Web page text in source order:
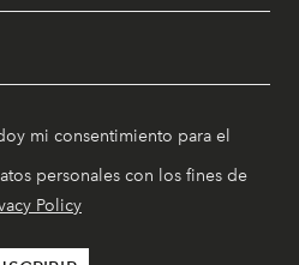
mi consentimiento para el
personales con los fines de
Policy